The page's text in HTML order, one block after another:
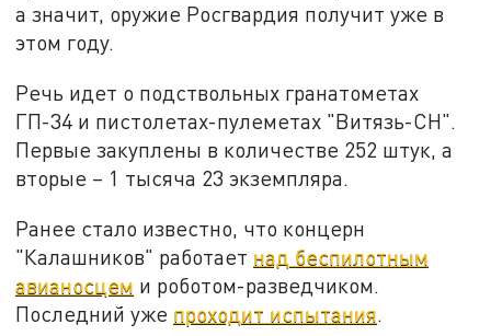
а значит, оружие Росгвардия получит уже в
этом году.
Речь идет о подствольных гранатометах
ГП-34 и пистолетах-пулеметах "Витязь-СН".
Первые закуплены в количестве 252 штук, а
вторые – 1 тысяча 23 экземпляра.
Ранее стало известно, что концерн
"Калашников" работает над беспилотным
авианосцем и роботом-разведчиком.
Последний уже проходит испытания.